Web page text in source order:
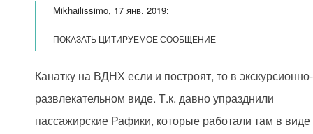
Mikhailissimo, 17 янв. 2019:
ПОКАЗАТЬ ЦИТИРУЕМОЕ СООБЩЕНИЕ
Канатку на ВДНХ если и построят, то в экскурсионно-
развлекательном виде. Т.к. давно упразднили
пассажирские Рафики, которые работали там в виде